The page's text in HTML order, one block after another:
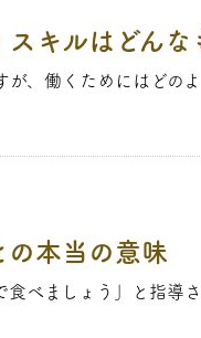
キルはどんな
、働くためにはどの
の本当の意味
べましょう」と指導